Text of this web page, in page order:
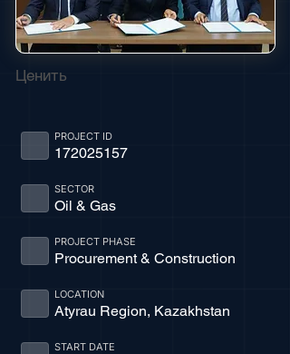
Ценить
172025157
PROJECT ID
Oil & Gas
SECTOR
Procurement & Construction
PROJECT PHASE
Atyrau Region, Kazakhstan
LOCATION
START DATE